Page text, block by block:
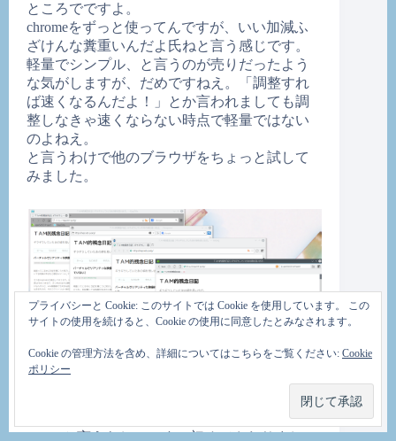
ところでですよ。
chromeをずっと使ってんですが、いい加減ふ
ざけんな糞重いんだよ氏ねと言う感じです。
軽量でシンプル、と言うのが売りだったよう
な気がしますが、だめですねえ。「調整すれ
ば速くなるんだよ！」とか言われましても調
整しなきゃ速くならない時点で軽量ではない
のよねえ。
と言うわけで他のブラウザをちょっと試して
みました。
FireFoxがない?!、いやまあ、趣味で集めてみま
した。Konquerorとかいいでしょう。右下は
midoriと言うらしいです。初めてさわりまし
プライバシーと Cookie: このサイトでは Cookie を使用しています。 この
サイトの使用を続けると、Cookie の使用に同意したとみなされます。
Cookie の管理方法を含め、詳細についてはこちらをご覧ください: Cookie
ポリシー